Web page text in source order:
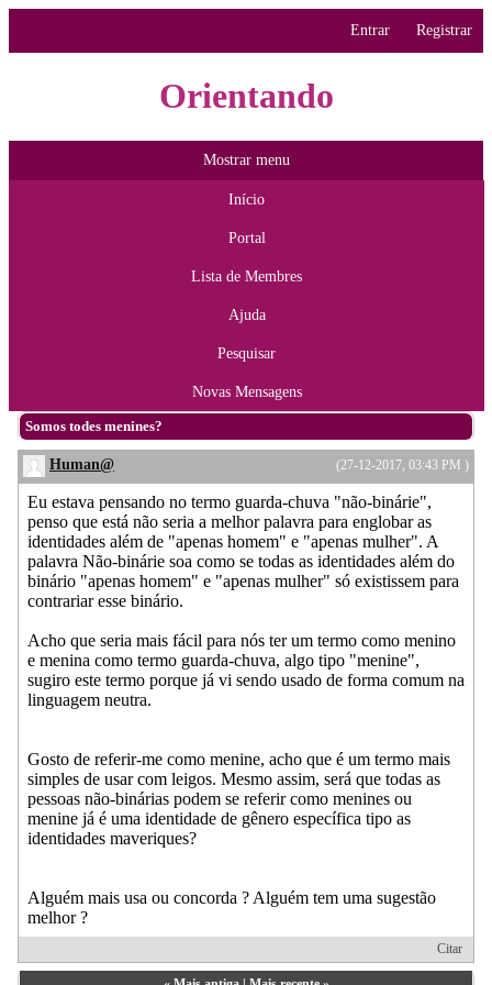
Entrar Registrar
Orientando
Mostrar menu
Início
Portal
Lista de Membres
Ajuda
Pesquisar
Novas Mensagens
Somos todes menines?
(27-12-2017, 03:43 PM )
Human@
Eu estava pensando no termo guarda-chuva "não-binárie",
penso que está não seria a melhor palavra para englobar as
identidades além de "apenas homem" e "apenas mulher". A
palavra Não-binárie soa como se todas as identidades além do
binário "apenas homem" e "apenas mulher" só existissem para
contrariar esse binário.
Acho que seria mais fácil para nós ter um termo como menino
e menina como termo guarda-chuva, algo tipo "menine",
sugiro este termo porque já vi sendo usado de forma comum na
linguagem neutra.
Gosto de referir-me como menine, acho que é um termo mais
simples de usar com leigos. Mesmo assim, será que todas as
pessoas não-binárias podem se referir como menines ou
menine já é uma identidade de gênero específica tipo as
identidades maveriques?
Alguém mais usa ou concorda ? Alguém tem uma sugestão
melhor ?
Citar